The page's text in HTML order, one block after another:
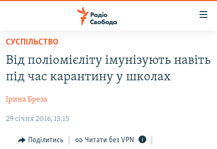
Перейти
основного
матеріалу
до
навігації
Перейти
ВСЕ ЗА ДОБУ
ПОЛІТИКА
ЕКОНОМІКА
СУСПІЛЬСТВО
ВІЙНА
РОСІЙСЬКА «ФІЛЬТРАЦІЯ»
ДОНБАС.РЕАЛІЇ
СУСПІЛЬСТВО
Від поліомієліту імунізують навіть
під час карантину у школах
Ірина Бреза
29 січня 2016, 13:15
Поділитись Читати без VPN